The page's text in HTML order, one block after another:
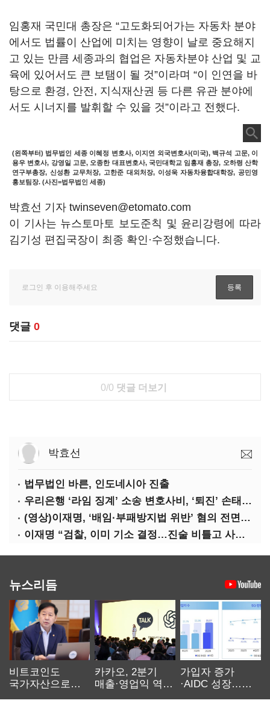
임홍재 국민대 총장은 “고도화되어가는 자동차 분야
에서도 법률이 산업에 미치는 영향이 날로 중요해지
고 있는 만큼 세종과의 협업은 자동차분야 산업 및 교
육에 있어서도 큰 보탬이 될 것”이라며 “이 인연을 바
탕으로 환경, 안전, 지식재산권 등 다른 유관 분야에
서도 시너지를 발휘할 수 있을 것”이라고 전했다.
(왼쪽부터) 법무법인 세종 이혜정 변호사, 이지연 외국변호사(미국), 백규석 고문, 이
용우 변호사, 강영일 고문, 오종한 대표변호사, 국민대학교 임홍재 총장, 오하령 산학
연구부총장, 신성환 교무처장, 고한준 대외처장, 이성욱 자동차융합대학장, 공민영
홍보팀장. (사진=법무법인 세종)
박효선 기자 twinseven@etomato.com
이 기사는 뉴스토마토 보도준칙 및 윤리강령에 따라
김기성 편집국장이 최종 확인·수정했습니다.
댓글 0
0/0 댓글 더보기
박효선
법무법인 바른, 인도네시아 진출
우리은행 ‘라임 징계’ 소송 변호사비, ‘퇴진’ 손태승 회장 개인이 납부하나
(영상)이재명, ‘배임·부패방지법 위반’ 혐의 전면 반박(종합)
이재명 “검찰, 이미 기소 결정…진술 비틀고 사건 조작에 악용”
뉴스리듬
비트코인도
국가자산으로…'
카카오, 2분기
매출·영업익 역대
가입자 증가
·AIDC 성장…